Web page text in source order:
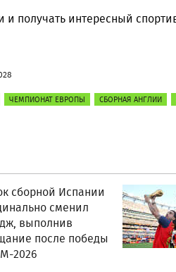
и получать интересный
ЧЕМПИОНАТ ЕВРОПЫ СБОРНАЯ АНГЛИИ
сборной Испании
сменил
выполнив
после победы
2026